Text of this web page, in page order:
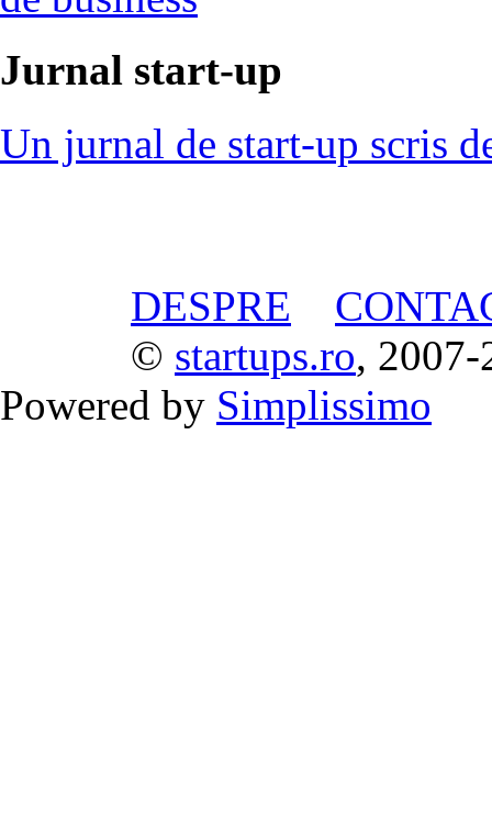
Jurnal start-up
Un jurnal de start-up scris
DESPRE
© startups.ro, 2007-
Powered by Simplissimo